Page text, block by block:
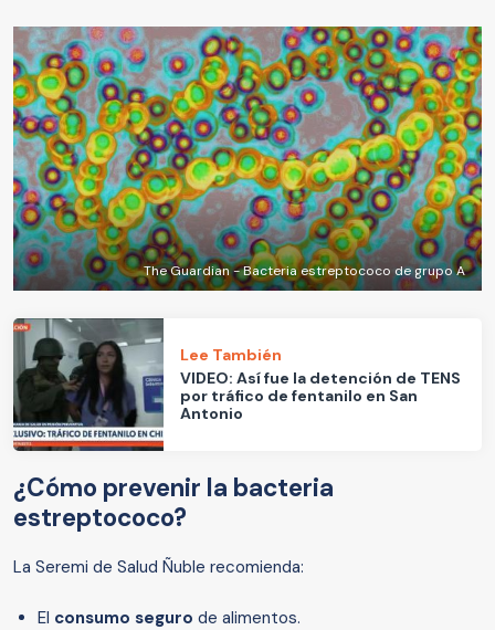
The Guardian - Bacteria estreptococo de grupo A
Lee También
VIDEO: Así fue la detención de TENS
por tráfico de fentanilo en San
Antonio
¿Cómo prevenir la bacteria
estreptococo?
La Seremi de Salud Ñuble recomienda:
El consumo seguro de alimentos.